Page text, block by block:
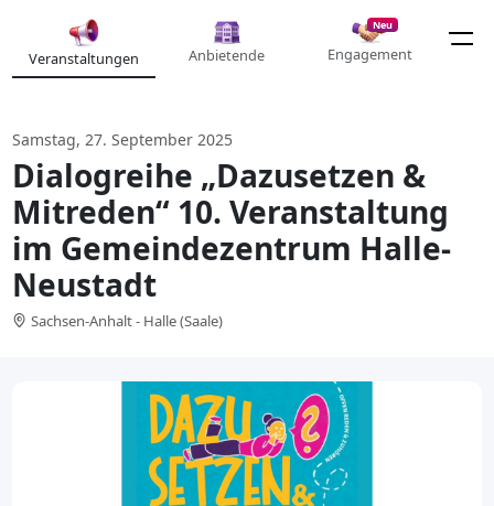
Veranstaltungen Anbietende
Neu
Engagement
Samstag, 27. September 2025
Dialogreihe „Dazusetzen &
Mitreden“ 10. Veranstaltung
im Gemeindezentrum Halle-
Neustadt
Sachsen-Anhalt - Halle (Saale)